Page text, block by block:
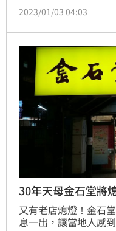
信，並附上3000元。
意，期盼這個世界只
曝光後，網友直呼「
力量！」
2023/01/03 04:03
30年天母金石堂將
又有老店熄燈！金石
息一出，讓當地人感